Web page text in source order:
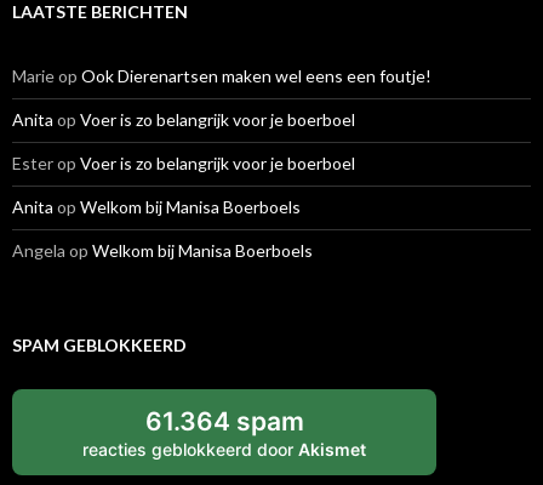
LAATSTE BERICHTEN
Marieop Ook Dierenartsen maken wel eens een foutje!
Anita op Voer is zo belangrijk voor je boerboel
Esterop Voer is zo belangrijk voor je boerboel
Anita op Welkom bij Manisa Boerboels
Angela op Welkom bij Manisa Boerboels
SPAM GEBLOKKEERD
61.364 spam
reacties geblokkeerd door Akismet